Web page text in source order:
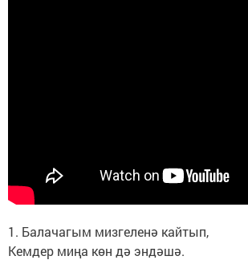
1. Балачагым мизгеленә кайтып,
Кемдер миңа көн дә эндәшә.